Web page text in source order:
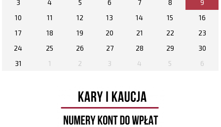
3 4 5 6 7 8
9
10
11 12 13 14 15
16
17
18 19 20 21 22
23
24
25 26 27 28 29
30
31
1 2 3 4 5 6